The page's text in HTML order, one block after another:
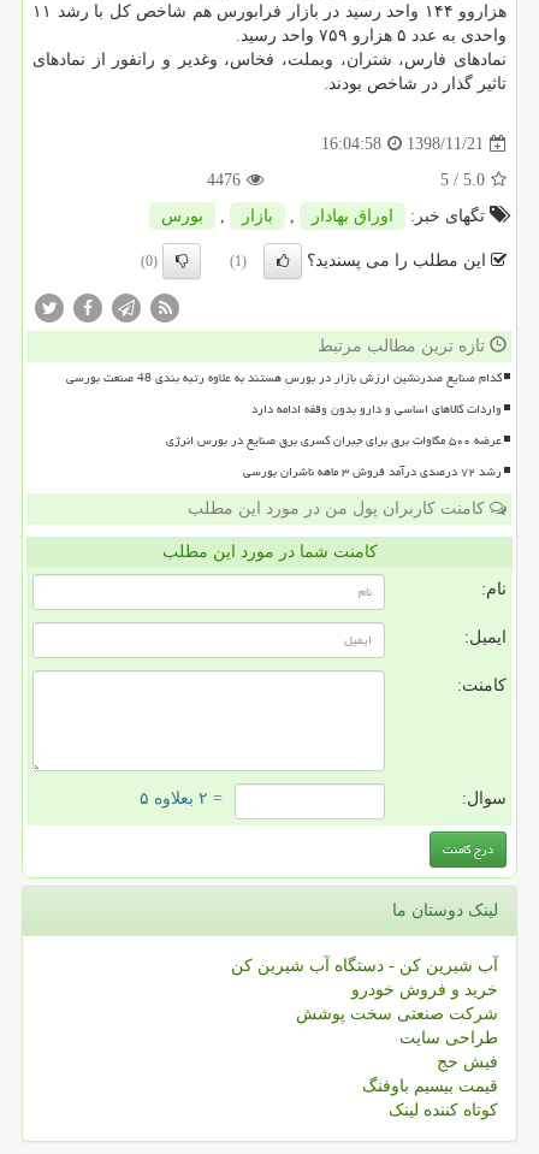
هزاروو ۱۴۴ واحد رسید در بازار فرابورس هم شاخص كل با رشد ۱۱
واحدی به عدد ۵ هزارو ۷۵۹ واحد رسید.
نمادهای فارس، شتران، وبملت، فخاس، وغدیر و رانفور از نمادهای
تاثیر گذار در شاخص بودند.
1398/11/21
16:04:58
5.0
/ 5
4476
تگهای خبر:
اوراق بهادار , بازار , بورس
این مطلب را می پسندید؟ (1)
(0)
تازه ترین مطالب مرتبط
کدام صنایع صدرنشین ارزش بازار در بورس هستند به علاوه رتبه بندی 48 صنعت بورسی
واردات کالاهای اساسی و دارو بدون وقفه ادامه دارد
عرضه ۵۰۰ مگاوات برق برای جبران کسری برق صنایع در بورس انرژی
رشد ۷۲ درصدی درآمد فروش ۳ ماهه ناشران بورسی
کامنت کاربران پول من در مورد این مطلب
کامنت شما در مورد این مطلب
نام:
ایمیل:
کامنت:
سوال: = ۲ بعلاوه ۵
لینک دوستان ما
آب شیرین کن - دستگاه آب شیرین کن
خرید و فروش خودرو
شرکت صنعتی سخت پوشش
طراحی سایت
فیش حج
قیمت بیسیم باوفنگ
کوتاه کننده لینک